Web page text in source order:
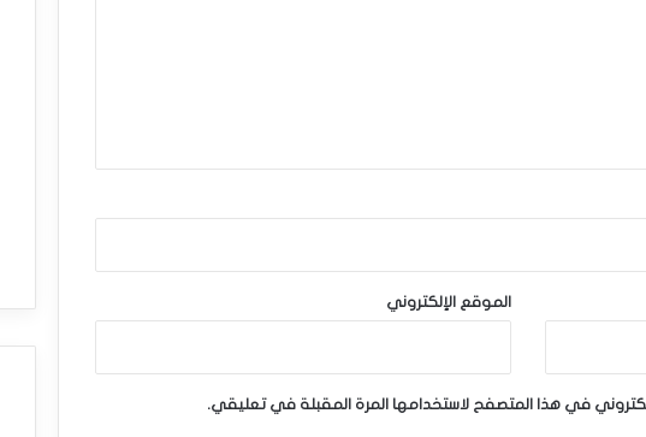
الموقع الإلكتروني
في هذا المتصفح لاستخدامها المرة المقبلة في تعليقي.